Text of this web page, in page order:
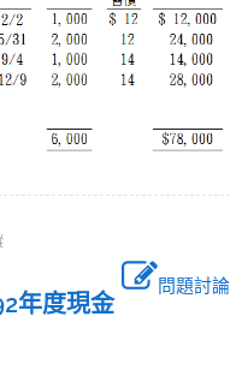
問題討論
年度現金